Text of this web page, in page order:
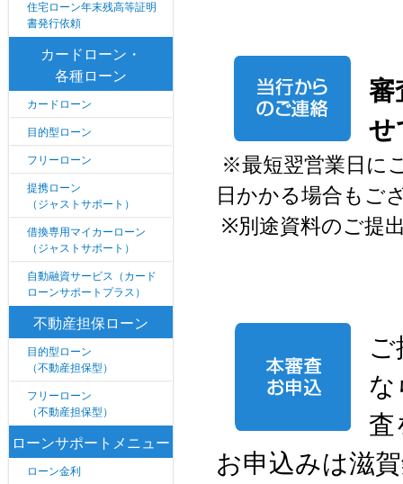
住宅ローン年末残高等証明
書発行依頼
カードローン・
各種ローン
カードローン
目的型ローン
フリーローン
提携ローン
（ジャストサポート）
借換専用マイカーローン
（ジャストサポート）
自動融資サービス（カード
ローンサポートプラス）
不動産担保ローン
目的型ローン
（不動産担保型）
フリーローン
（不動産担保型）
ローンサポートメニュー
ローン金利
審
せ
※最短翌営業日に
日かかる場合もご
※別途資料のご提
な
査
お申込みは滋